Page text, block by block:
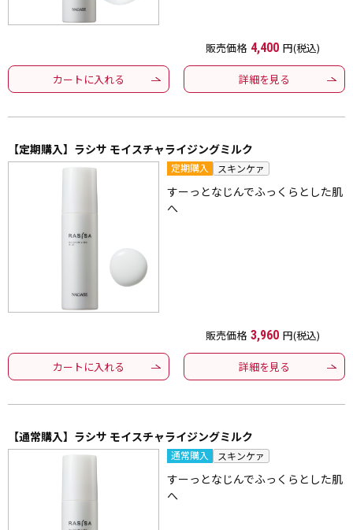
販売価格 4,400 円(税込)
カートに入れる 詳細を見る
【定期購入】ラシサ モイスチャライジングミルク
定期購入 スキンケァ
すーっとなじんでふっくらとした肌
へ
販売価格 3,960 円(税込)
カートに入れる 詳細を見る
【通常購入】ラシサ モイスチャライジングミルク
通常購入 スキンケァ
すーっとなじんでふっくらとした肌
へ